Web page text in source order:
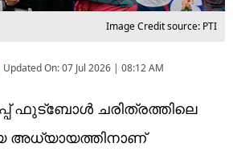
Image Credit source: PTI
Updated On:07 Jul 2026 | 08:12 AM
ഫുട്‌ബോള്‍ ചരിത്രത്തിലെ
അധ്യായത്തിനാണ്